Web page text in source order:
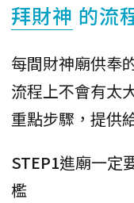
拜財神 的流
每間財神廟供奉
流程上不會有太
重點步驟，提供
STEP1進廟一定
檻